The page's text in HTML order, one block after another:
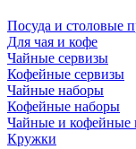
Посуда и столовые
Для чая и кофе
Чайные сервизы
Кофейные сервизы
Чайные наборы
Кофейные наборы
Чайные и кофейные
Кружки